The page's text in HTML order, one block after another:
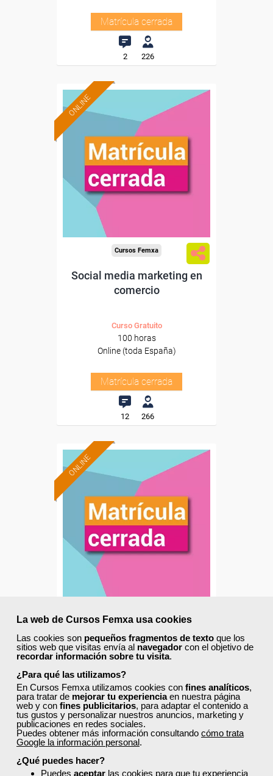
La web de Cursos Femxa usa cookies
Las cookies son pequeños fragmentos de texto que los
sitios web que visitas envía al navegador con el objetivo de
recordar información sobre tu visita.
¿Para qué las utilizamos?
En Cursos Femxa utilizamos cookies con fines analíticos,
para tratar de mejorar tu experienciaen nuestra página
web y con fines publicitarios, para adaptar el contenido a
tus gustos y personalizar nuestros anuncios, marketing y
publicaciones en redes sociales.
Puedes obtener más información consultando cómo trata
Google la información personal.
¿Qué puedes hacer?
Puedes aceptar las cookies para que tu experiencia
Matrícula cerrada
2 226
ONLINE
Cursos Femxa
Social media marketing en
comercio
Curso Gratuito
100 horas
Online (toda España)
Matrícula cerrada
12 266
ONLINE
Diseño del montaje de
escaparates
Curso Gratuito
100 horas
Online (toda España)
Matrícula cerrada